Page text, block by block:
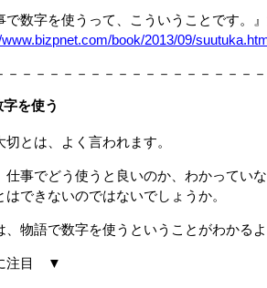
数字を使うって、こういうことです。
www.bizpnet.com/book/2013/09/
－－－－－－－－－－－－－－－－－－
を使う
とは、よく言われます。
事でどう使うと良いのか、わかってい
できないのではないでしょうか。
物語で数字を使うということがわかるよ
注目 ▼